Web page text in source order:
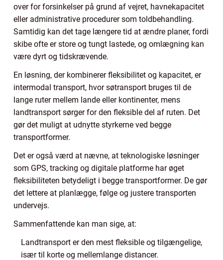
over for forsinkelser på grund af vejret, havnekapacitet
eller administrative procedurer som toldbehandling.
Samtidig kan det tage længere tid at ændre planer, fordi
skibe ofte er store og tungt lastede, og omlægning kan
være dyrt og tidskrævende.
En løsning, der kombinerer fleksibilitet og kapacitet, er
intermodal transport, hvor søtransport bruges til de
lange ruter mellem lande eller kontinenter, mens
landtransport sørger for den fleksible del af ruten. Det
gør det muligt at udnytte styrkerne ved begge
transportformer.
Det er også værd at nævne, at teknologiske løsninger
som GPS, tracking og digitale platforme har øget
fleksibiliteten betydeligt i begge transportformer. De gør
det lettere at planlægge, følge og justere transporten
undervejs.
Sammenfattende kan man sige, at:
Landtransport er den mest fleksible og tilgængelige,
især til korte og mellemlange distancer.